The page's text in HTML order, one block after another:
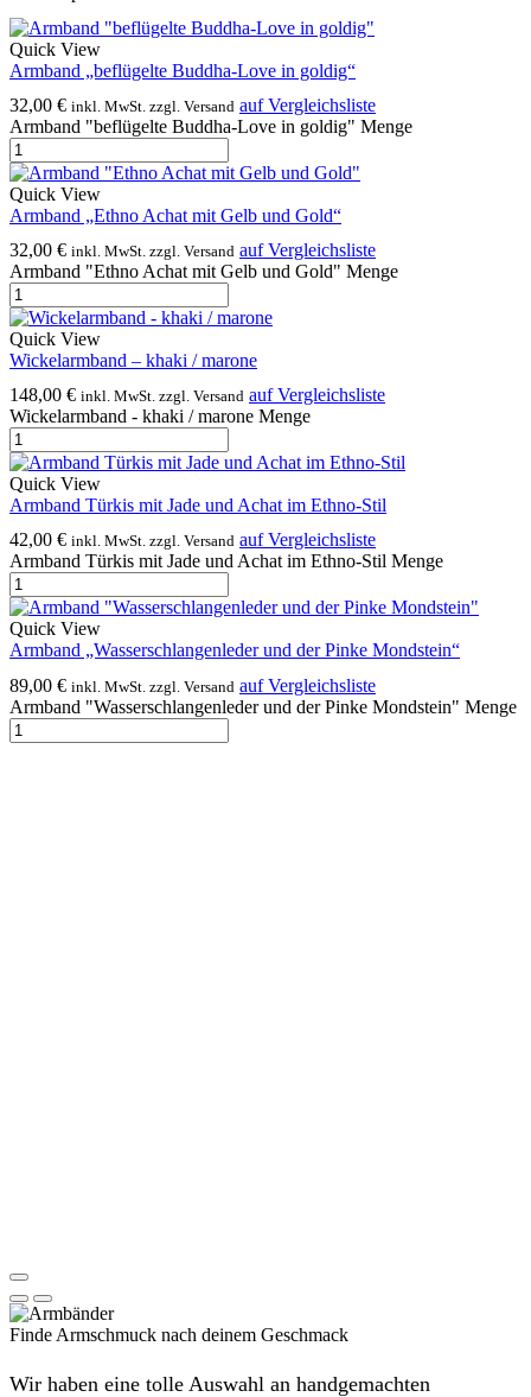
Quick View
Armband „beflügelte Buddha-Love in goldig“
32,00 € inkl. MwSt. zzgl. Versand auf Vergleichsliste
Armband "beflügelte Buddha-Love in goldig" Menge
Quick View
Armband „Ethno Achat mit Gelb und Gold“
32,00 € inkl. MwSt. zzgl. Versand auf Vergleichsliste
Armband "Ethno Achat mit Gelb und Gold" Menge
Quick View
Wickelarmband – khaki / marone
148,00 € inkl. MwSt. zzgl. Versand auf Vergleichsliste
Wickelarmband - khaki / marone Menge
Quick View
Armband Türkis mit Jade und Achat im Ethno-Stil
42,00 € inkl. MwSt. zzgl. Versand auf Vergleichsliste
Armband Türkis mit Jade und Achat im Ethno-Stil Menge
Quick View
Armband „Wasserschlangenleder und der Pinke Mondstein“
89,00 € inkl. MwSt. zzgl. Versand auf Vergleichsliste
Armband "Wasserschlangenleder und der Pinke Mondstein" Menge
Finde Armschmuck nach deinem Geschmack
Wir haben eine tolle Auswahl an handgemachten